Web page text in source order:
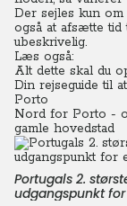
Der sejles kun om
også at afsætte
ubeskrivelig.
Læs også:
Alt dette skal du
Din rejseguide til
Porto
Nord for Porto -
gamle hovedstad
Portugals 2.
udgangspunkt